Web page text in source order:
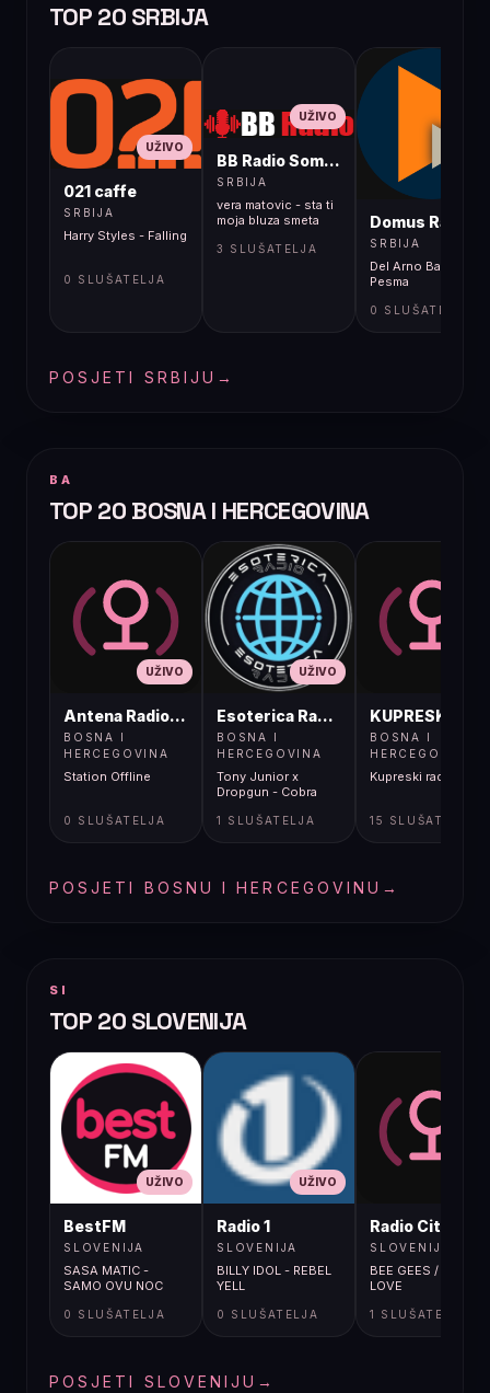
TOP 20 SRBIJA
UŽIVO
021 caffe
SRBIJA
Harry Styles - Falling
0 SLUŠATELJA
UŽIVO
BB Radio Sombor
SRBIJA
vera matovic - sta ti
moja bluza smeta
3 SLUŠATELJA
Domus Radio
SRBIJA
Del Arno Band -
Pesma
0 SLUŠATELJA
POSJETI SRBIJU →
BA
TOP 20 BOSNA I HERCEGOVINA
UŽIVO
Antena Radio, Jelah Tešanj
BOSNA I
HERCEGOVINA
Station Offline
0 SLUŠATELJA
UŽIVO
Esoterica Radio S1
BOSNA I
HERCEGOVINA
Tony Junior x
Dropgun - Cobra
1 SLUŠATELJA
BOSNA I
HERCEGOVINA
Kupreski radio
15 SLUŠATELJA
POSJETI BOSNU I HERCEGOVINU →
SI
TOP 20 SLOVENIJA
UŽIVO
BestFM
SLOVENIJA
SASA MATIC -
SAMO OVU NOC
0 SLUŠATELJA
UŽIVO
Radio 1
SLOVENIJA
BILLY IDOL - REBEL
YELL
0 SLUŠATELJA
Radio City
SLOVENIJA
BEE GEES / SECRET
LOVE
1 SLUŠATELJA
POSJETI SLOVENIJU →